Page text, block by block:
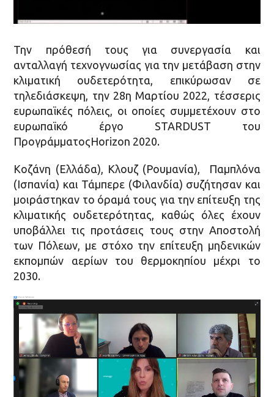
Την πρόθεσή τους για συνεργασία και
ανταλλαγή τεχνογνωσίας για την μετάβαση στην
κλιματική ουδετερότητα, επικύρωσαν σε
τηλεδιάσκεψη, την 28η Μαρτίου 2022, τέσσερις
ευρωπαϊκές πόλεις, οι οποίες συμμετέχουν στο
ευρωπαϊκό έργο STARDUST του
ΠρογράμματοςHorizon 2020.
Κοζάνη (Ελλάδα), Κλουζ (Ρουμανία), Παμπλόνα
(Ισπανία) και Τάμπερε (Φιλανδία) συζήτησαν και
μοιράστηκαν το όραμά τους για την επίτευξη της
κλιματικής ουδετερότητας, καθώς όλες έχουν
υποβάλλει τις προτάσεις τους στην Αποστολή
των Πόλεων, με στόχο την επίτευξη μηδενικών
εκπομπών αερίων του θερμοκηπίου μέχρι το
2030.